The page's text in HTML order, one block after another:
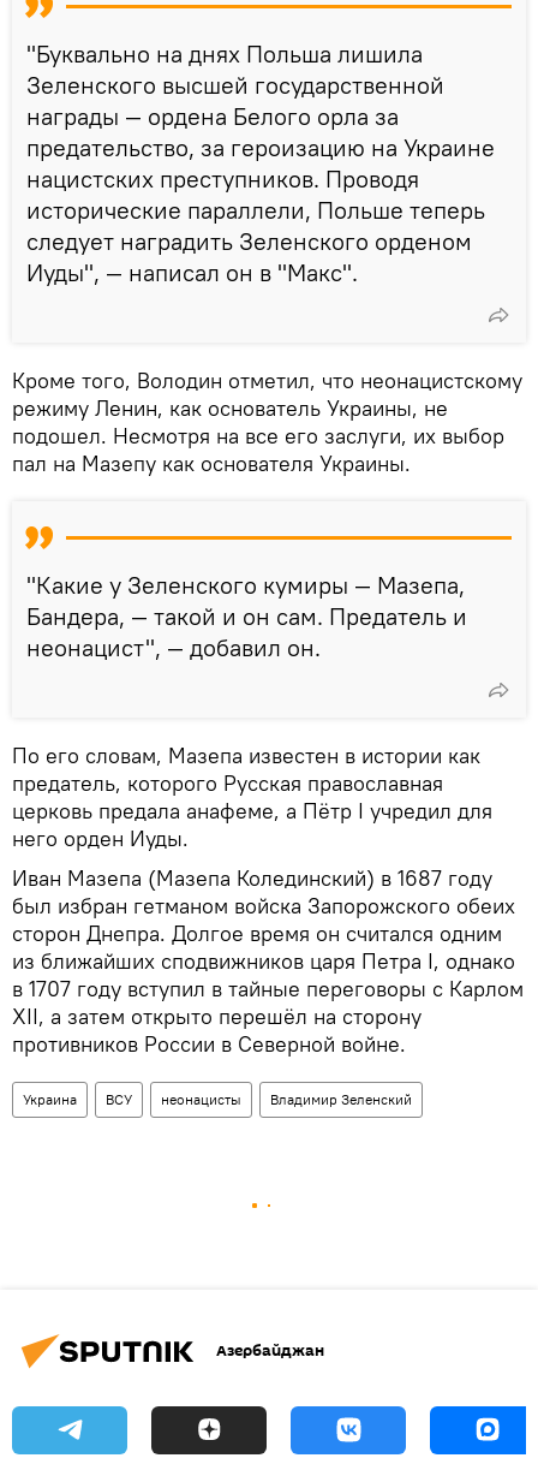
"Буквально на днях Польша лишила
Зеленского высшей государственной
награды — ордена Белого орла за
предательство, за героизацию на Украине
нацистских преступников. Проводя
исторические параллели, Польше теперь
следует наградить Зеленского орденом
Иуды", — написал он в "Макс".
Кроме того, Володин отметил, что неонацистскому
режиму Ленин, как основатель Украины, не
подошел. Несмотря на все его заслуги, их выбор
пал на Мазепу как основателя Украины.
"Какие у Зеленского кумиры — Мазепа,
Бандера, — такой и он сам. Предатель и
неонацист", — добавил он.
По его словам, Мазепа известен в истории как
предатель, которого Русская православная
церковь предала анафеме, а Пётр I учредил для
него орден Иуды.
Иван Мазепа (Мазепа Колединский) в 1687 году
был избран гетманом войска Запорожского обеих
сторон Днепра. Долгое время он считался одним
из ближайших сподвижников царя Петра I, однако
в 1707 году вступил в тайные переговоры с Карлом
XII, а затем открыто перешёл на сторону
противников России в Северной войне.
Украина ВСУ неонацисты Владимир Зеленский
Азербайджан